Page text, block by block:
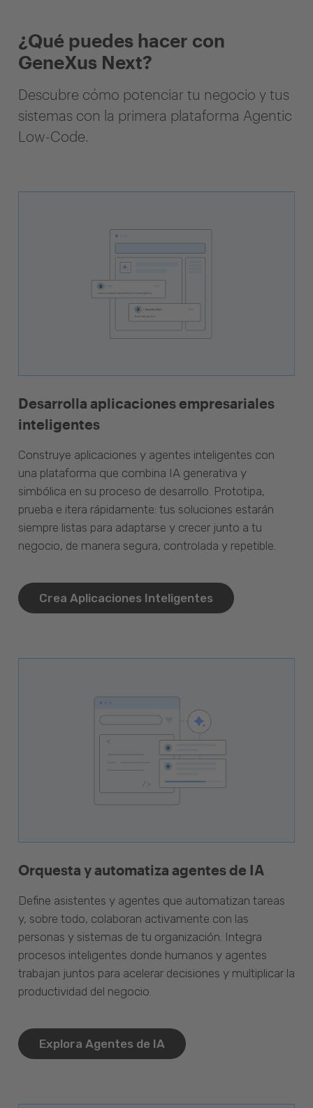
¿Qué puedes hacer con
GeneXus Next?
Descubre cómo potenciar tu negocio y tus
sistemas con la primera plataforma Agentic
Low-Code.
Desarrolla aplicaciones empresariales
inteligentes
Construye aplicaciones y agentes inteligentes con
una plataforma que combina IA generativa y
simbólica en su proceso de desarrollo. Prototipa,
prueba e itera rápidamente: tus soluciones estarán
siempre listas para adaptarse y crecer junto a tu
negocio, de manera segura, controlada y repetible.
Crea Aplicaciones Inteligentes
Orquesta y automatiza agentes de IA
Define asistentes y agentes que automatizan tareas
y, sobre todo, colaboran activamente con las
personas y sistemas de tu organización. Integra
procesos inteligentes donde humanos y agentes
trabajan juntos para acelerar decisiones y multiplicar la
productividad del negocio.
Explora Agentes de IA